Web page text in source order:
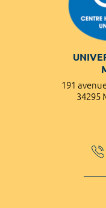
191
34295